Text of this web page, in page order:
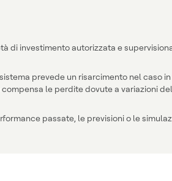
di investimento autorizzata e
prevede un risarcimento nel caso
le perdite dovute a variazioni
passate, le previsioni o le